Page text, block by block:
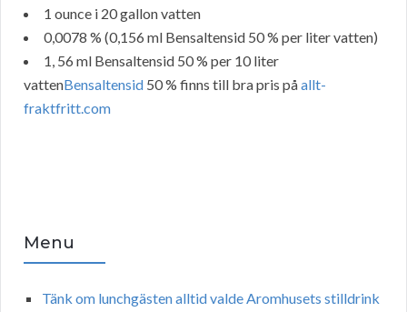
1 ounce i 20 gallon vatten
0,0078 % (0,156 ml Bensaltensid 50 % per liter vatten)
1, 56 ml Bensaltensid 50 % per 10 liter
vattenBensaltensid 50 % finns till bra pris påallt-
fraktfritt.com
Menu
Tänk om lunchgästen alltid valde Aromhusets stilldrink